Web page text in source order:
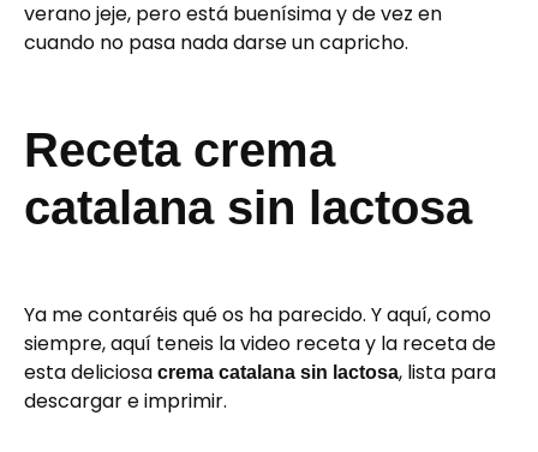
verano jeje, pero está buenísima y de vez en
cuando no pasa nada darse un capricho.
Receta crema
catalana sin lactosa
Ya me contaréis qué os ha parecido. Y aquí, como
siempre, aquí teneis la video receta y la receta de
esta deliciosa crema catalana sin lactosa, lista para
descargar e imprimir.